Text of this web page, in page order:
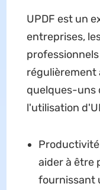
UPDF est un
entreprises,
régulièrement
quelques-uns
l'utilisation
aider à être
fournissant